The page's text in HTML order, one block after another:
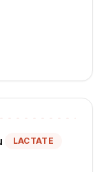
LACTATE